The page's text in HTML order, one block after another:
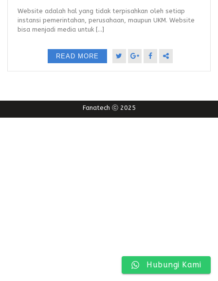
Website adalah hal yang tidak terpisahkan oleh setiap
instansi pemerintahan, perusahaan, maupun UKM. Website
bisa menjadi media untuk [...]
READ MORE
Fanatech ⓒ 2025
Hubungi Kami